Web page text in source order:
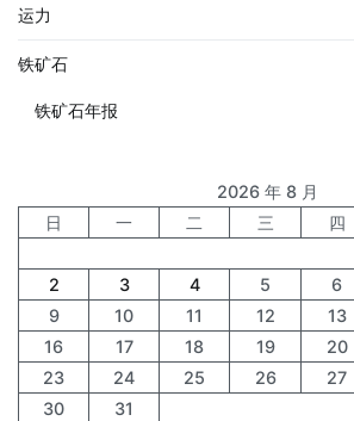
运力
铁矿石
铁矿石年报
2026 年 8 月
日
一 二 三 四
2
3 4 5 6
9
10 11 12 13
16
17 18 19 20
23
24 25 26 27
30
31